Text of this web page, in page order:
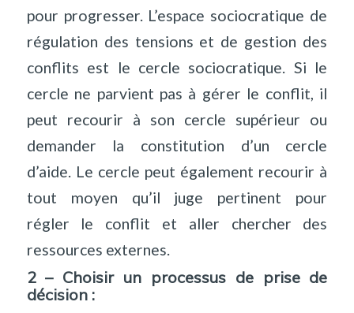
pour progresser. L’espace sociocratique de
régulation des tensions et de gestion des
conflits est le cercle sociocratique. Si le
cercle ne parvient pas à gérer le conflit, il
peut recourir à son cercle supérieur ou
demander la constitution d’un cercle
d’aide. Le cercle peut également recourir à
tout moyen qu’il juge pertinent pour
régler le conflit et aller chercher des
ressources externes.
2 – Choisir un processus de prise de
décision :